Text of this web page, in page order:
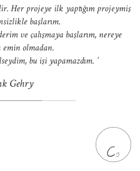
Her projeye ilk yaptığım projeymiş
başlarım.
ve çalışmaya başlarım, nereye
emin olmadan.
bu işi yapamazdım. ’
Gehry